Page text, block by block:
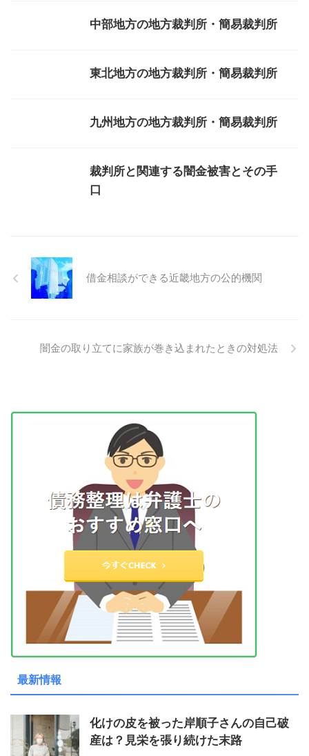
中部地方の地方裁判所・簡易裁判所
東北地方の地方裁判所・簡易裁判所
九州地方の地方裁判所・簡易裁判所
裁判所と関連する闇金被害とその手
口
借金相談ができる近畿地方の公的機関
闇金の取り立てに家族が巻き込まれたときの対処法
最新情報
化けの皮を被った岸順子さんの自己破
産は？見栄を張り続けた末路